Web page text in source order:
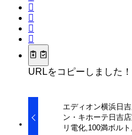
URLをコピーしました！
エディオン横浜日
ン・キホーテ日吉
リ電化,100満ボルト,